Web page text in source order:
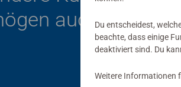
auchDu entscheidest,
beachte, dass einige
deaktiviert sind. Du
Weitere Informationen